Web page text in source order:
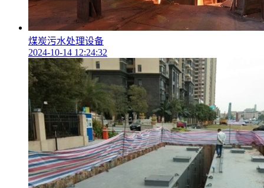
煤炭污水处理设备
2024-10-14 12:24:32